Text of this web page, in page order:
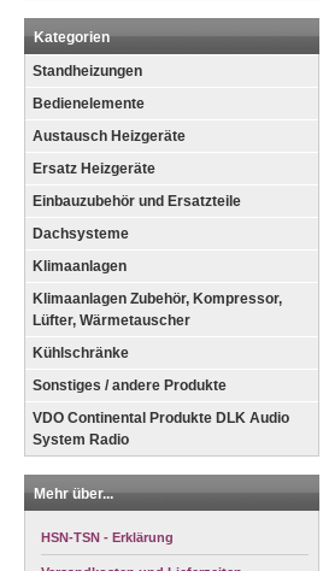
Kategorien
Standheizungen
Bedienelemente
Austausch Heizgeräte
Ersatz Heizgeräte
Einbauzubehör und Ersatzteile
Dachsysteme
Klimaanlagen
Klimaanlagen Zubehör, Kompressor,
Lüfter, Wärmetauscher
Kühlschränke
Sonstiges / andere Produkte
VDO Continental Produkte DLK Audio
System Radio
Mehr über...
HSN-TSN - Erklärung